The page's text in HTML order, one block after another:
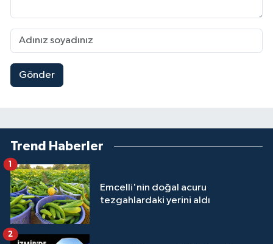
Gönder
Trend Haberler
Emcelli'nin doğal acuru
tezgahlardaki yerini aldı
1
2